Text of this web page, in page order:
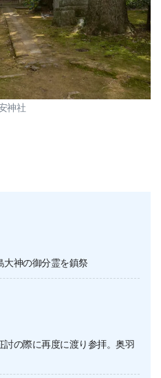
神社
大神の御分霊を鎮祭
の際に再度に渡り参拝。奥羽